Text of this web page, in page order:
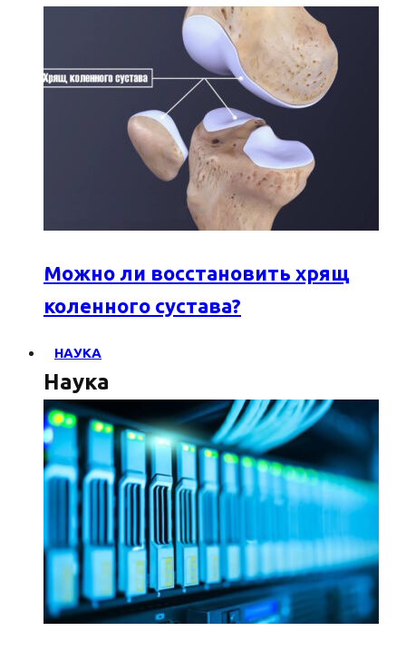
Можно ли восстановить хрящ
коленного сустава?
НАУКА
Наука